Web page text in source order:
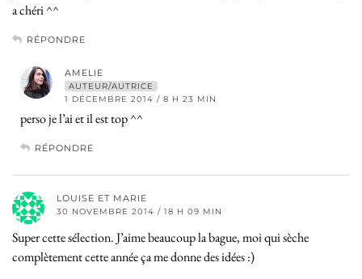
a chéri ^^
RÉPONDRE
AMELIE
AUTEUR/AUTRICE
1 DÉCEMBRE 2014 / 8 H 23 MIN
perso je l’ai et il est top ^^
RÉPONDRE
LOUISE ET MARIE
30 NOVEMBRE 2014 / 18 H 09 MIN
Super cette sélection. J’aime beaucoup la bague, moi qui sèche
complètement cette année ça me donne des idées :)